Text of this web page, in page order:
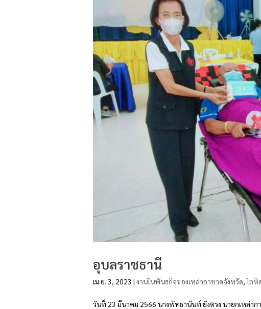
อุบลราชธานี
เม.ย. 3, 2023 | งานในพันธกิจของเหล่ากาชาดจังหวัด,โลหิ
วันที่ 23 มีนาคม 2566 นางพัทธานันท์ ยังตรง นายกเหล่า